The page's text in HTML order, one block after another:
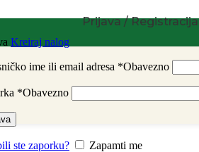
Prijava / Registracija
Kreiraj nalog
ime ili email adresa *Obavezno
*Obavezno
ste zaporku? Zapamti me